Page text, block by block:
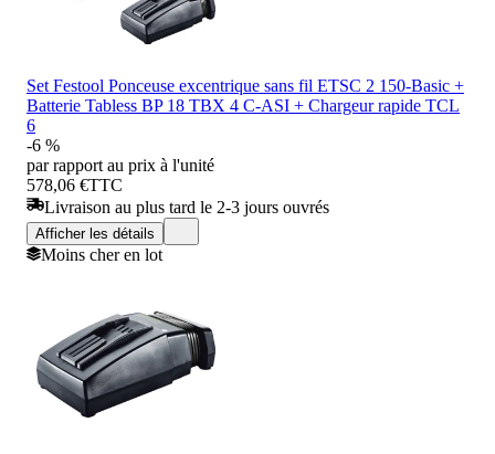
Set Festool Ponceuse excentrique sans fil ETSC 2 150-Basic +
Batterie Tabless BP 18 TBX 4 C-ASI + Chargeur rapide TCL
6
-6 %
par rapport au prix à l'unité
578,06 €TTC
Livraison au plus tard le 2-3 jours ouvrés
Afficher les détails
Moins cher en lot